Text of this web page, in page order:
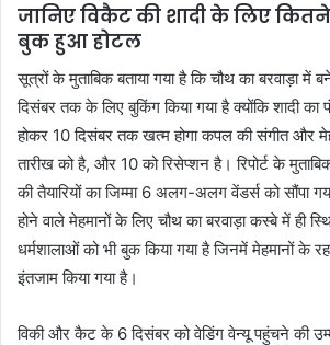
जानिए वि‌कैट की शादी के लिए
बुक हुआ होटल
सूत्रों के मुताबिक बताया गया है कि चौथ का बरवाड़ा में
दिसंबर तक के लिए बुकिंग किया गया है क्योंकि शादी
होकर 10 दिसंबर तक खत्म होगा कपल की संगीत और
तारीख को है, और 10 को रिसेप्शन है। रिपोर्ट के
की तैयारियों का जिम्मा 6 अलग-अलग वेंडर्स को सौंपा
होने वाले मेहमानों के लिए चौथ का बरवाड़ा कस्बे में ही
धर्मशालाओं को भी बुक किया गया है जिनमें मेहमानों के
इंतजाम किया गया है।
विकी और कैट के 6 दिसंबर को वेडिंग वेन्यू पहुंचने की